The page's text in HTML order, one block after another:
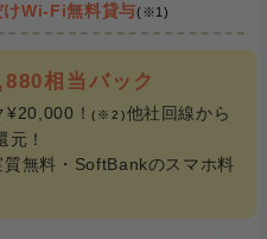
けWi-Fi無料貸与(※1)
相当バック
¥20,000！(※2)他社回線から
！
無料・SoftBankのスマホ料